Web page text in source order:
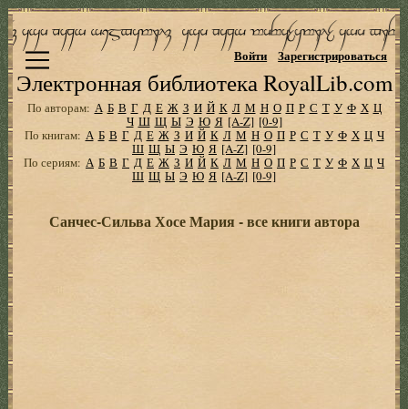
Электронная библиотека RoyalLib.com
Войти Зарегистрироваться
По авторам: А Б В Г Д Е Ж З И Й К Л М Н О П Р С Т У Ф Х Ц
Ч Ш Щ Ы Э Ю Я [A-Z] [0-9]
По книгам: А Б В Г Д Е Ж З И Й К Л М Н О П Р С Т У Ф Х Ц Ч
Ш Щ Ы Э Ю Я [A-Z] [0-9]
По сериям: А Б В Г Д Е Ж З И Й К Л М Н О П Р С Т У Ф Х Ц Ч
Ш Щ Ы Э Ю Я [A-Z] [0-9]
Санчес-Сильва Хосе Мария - все книги автора